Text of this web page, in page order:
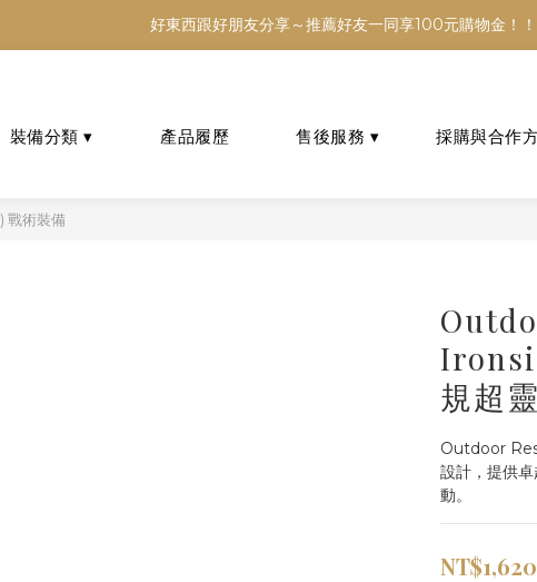
多平台銷售，商品資訊及數量恐不即時，購買前可與小編確認現貨數
好東西跟好朋友分享～推薦好友一同享100元購物金！！
多平台銷售，商品資訊及數量恐不即時，購買前可與小編確認現貨數
術裝備
規超
Outdoor
設計，提供
動。
NT$1,620